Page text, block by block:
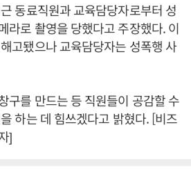
동료직원과 교육담당자로부터 성
라로 촬영을 당했다고 주장했다. 이
고됐으나 교육담당자는 성폭행 사
구를 만드는 등 직원들이 공감할 수
하는 데 힘쓰겠다고 밝혔다. [비즈
]